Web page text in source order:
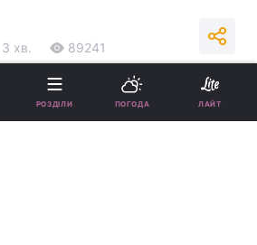
3 хв. 89241
на нас в Google
РОЗДІЛИ ПОГОДА ЛАЙТ